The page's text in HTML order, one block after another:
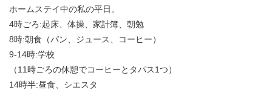
ホームステイ中の私の平日。
4時ごろ:起床、体操、家計簿、朝勉
8時:朝食（パン、ジュース、コーヒー）
9-14時:学校
（11時ごろの休憩でコーヒーとタパス1つ）
14時半:昼食、シエスタ